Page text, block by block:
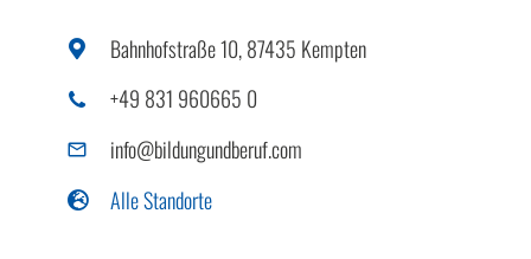
Bahnhofstraße 10, 87435 Kempten
+49 831 960665 0
info@bildungundberuf.com
Alle Standorte